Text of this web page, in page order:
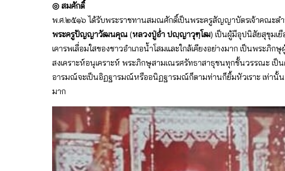
◎ สมศักดิ์
พ.ศ.๒๕๑๖ ได้รับพระราชทานสมณศักดิ์เป็นพระครูสัญญาบัตรเจ้าคณ
พระครูปัญญาวัฒนคุณ (หลวงปู่อ่ำ ปญฺญาวุฑฺโฒ) เป็นผู้มีอุปนิสัยสุขุมเยื
เคารพเลื่อมใสของชาวอำเภอน้ำโสมและใกล้เคียงอย่างมาก เป็นพระภิ
สงเคราะห์อนุเคราะห์ พระภิกษุสามเณรศรัทธาสาธุชนทุกชั้นวรรณะ เป็
อารมณ์จะเป็นอิฏฐารมณ์หรืออนิฏฐารมณ์ก็ตามท่านก็ยิ้มหัวเราะ เท่านั้น
มาก